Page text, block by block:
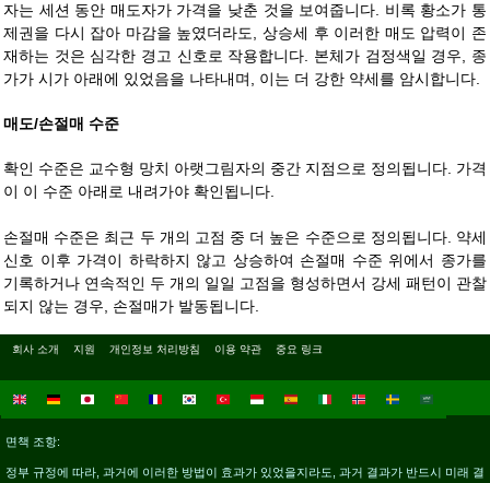
자는 세션 동안 매도자가 가격을 낮춘 것을 보여줍니다. 비록 황소가 통
제권을 다시 잡아 마감을 높였더라도, 상승세 후 이러한 매도 압력이 존
재하는 것은 심각한 경고 신호로 작용합니다. 본체가 검정색일 경우, 종
가가 시가 아래에 있었음을 나타내며, 이는 더 강한 약세를 암시합니다.
매도/손절매 수준
확인 수준은 교수형 망치 아랫그림자의 중간 지점으로 정의됩니다. 가격
이 이 수준 아래로 내려가야 확인됩니다.
손절매 수준은 최근 두 개의 고점 중 더 높은 수준으로 정의됩니다. 약세
신호 이후 가격이 하락하지 않고 상승하여 손절매 수준 위에서 종가를
기록하거나 연속적인 두 개의 일일 고점을 형성하면서 강세 패턴이 관찰
되지 않는 경우, 손절매가 발동됩니다.
회사 소개 지원 개인정보 처리방침 이용 약관 중요 링크
면책 조항:
정부 규정에 따라, 과거에 이러한 방법이 효과가 있었을지라도, 과거 결과가 반드시 미래 결